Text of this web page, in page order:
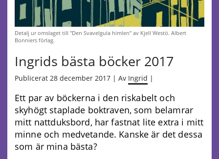
Detalj ur omslaget till "Den Svavelgula himlen" av Kjell Westö. Albert
Bonniers förlag.
Ingrids bästa böcker 2017
Publicerat 28 december 2017 | Av Ingrid |
Ett par av böckerna i den riskabelt och
skyhögt staplade boktraven, som belamrar
mitt nattduksbord, har fastnat lite extra i mitt
minne och medvetande. Kanske är det dessa
som är mina bästa?